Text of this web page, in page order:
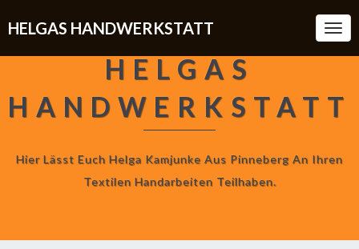
HELGAS HANDWERKSTATT
HELGAS
HANDWERKSTATT
Hier Lässt Euch Helga Kamjunke Aus Pinneberg An Ihren
Textilen Handarbeiten Teilhaben.